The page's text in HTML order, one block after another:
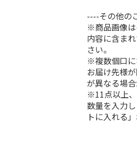
----その他の
※商品画像は
内容に含ま
さい。
※複数個口に
お届け先様
が異なる場
※11点以上
数量を入力
トに入れる